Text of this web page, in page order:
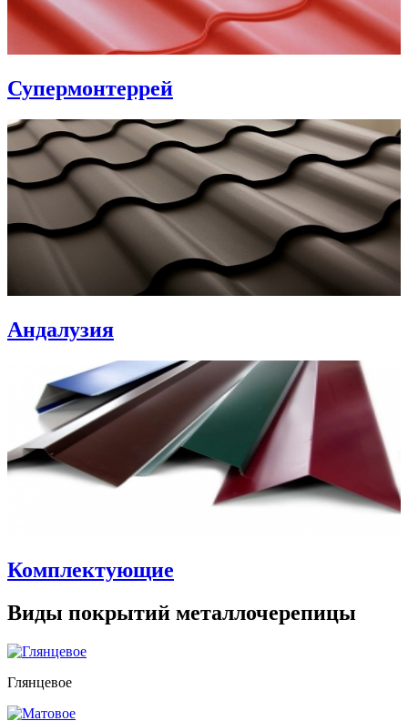
Супермонтеррей
Андалузия
Комплектующие
Виды покрытий металлочерепицы
Глянцевое